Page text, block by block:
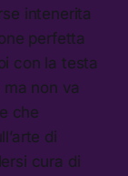
intenerita
perfetta
con la testa
non va
che
di
cura di